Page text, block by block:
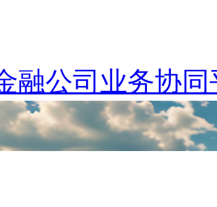
融公司业务协